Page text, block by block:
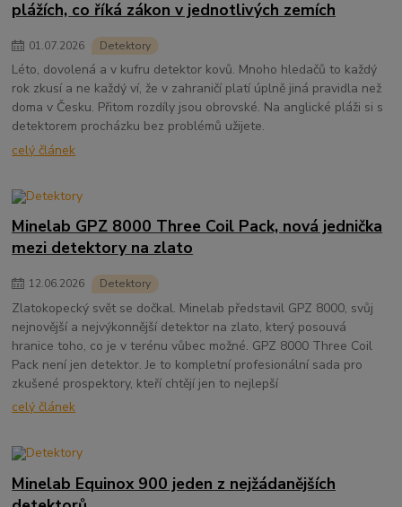
plážích, co říká zákon v jednotlivých zemích
01.07.2026 Detektory
Léto, dovolená a v kufru detektor kovů. Mnoho hledačů to každý
rok zkusí a ne každý ví, že v zahraničí platí úplně jiná pravidla než
doma v Česku. Přitom rozdíly jsou obrovské. Na anglické pláži si s
detektorem procházku bez problémů užijete.
celý článek
Minelab GPZ 8000 Three Coil Pack, nová jednička
mezi detektory na zlato
12.06.2026 Detektory
Zlatokopecký svět se dočkal. Minelab představil GPZ 8000, svůj
nejnovější a nejvýkonnější detektor na zlato, který posouvá
hranice toho, co je v terénu vůbec možné. GPZ 8000 Three Coil
Pack není jen detektor. Je to kompletní profesionální sada pro
zkušené prospektory, kteří chtějí jen to nejlepší
celý článek
Minelab Equinox 900 jeden z nejžádanějších